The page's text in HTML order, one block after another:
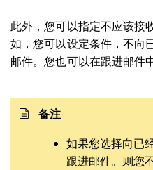
此外，您可以指定不应该接
如，您可以设定条件，不向
邮件。您也可以在跟进邮件
备注
如果您选择向已
跟进邮件。则您